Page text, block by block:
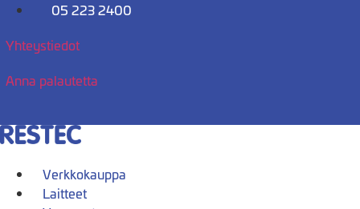
Mene
05 223 2400
Yhteystiedot
Anna palautetta
Verkkokauppa
Laitteet